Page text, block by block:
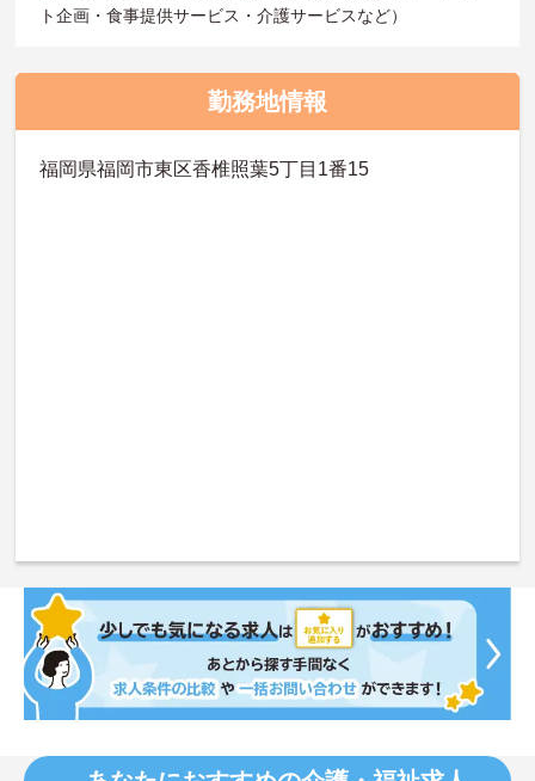
ト企画・食事提供サービス・介護サービスなど）
勤務地情報
福岡県福岡市東区香椎照葉5丁目1番15